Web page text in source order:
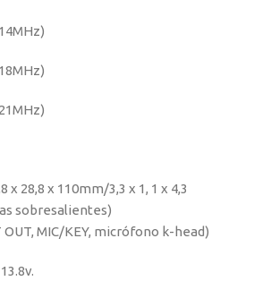
x 28,8 x 110mm/3,3 x 1, 1 x 4,3
sobresalientes)
MIC/KEY, micrófono k-head)